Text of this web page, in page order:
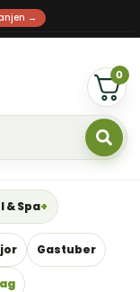
→
0
& Spa
Gastuber